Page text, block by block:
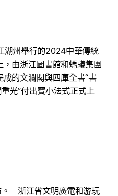
湖州舉行的2024中華傳統
由浙江圖書館和螞蟻集團
成的文瀾閣與四庫全書“書
光”付出寶小法式正式上
。 浙江省文明廣電和游玩